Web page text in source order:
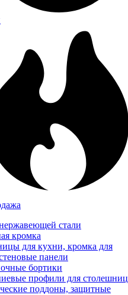
стали
кромка
для кухни, кромка для
панели
бортики
профили для столешниц
поддоны, защитные